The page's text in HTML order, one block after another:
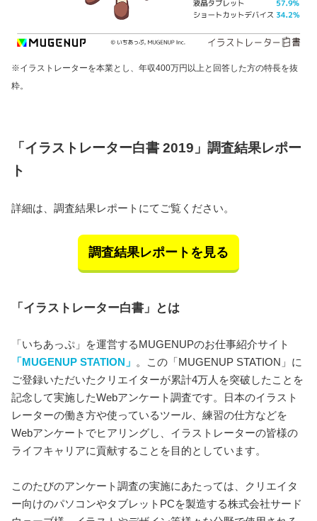
※イラストレーターを本業とし、年収400万円以上と回答した方の特長を抜
粋。
「イラストレーター白書 2019」調査結果レポー
ト
詳細は、調査結果レポートにてご覧ください。
調査結果レポートを見る
「イラストレーター白書」とは
「いちあっぷ」を運営するMUGENUPのお仕事紹介サイト
「MUGENUP STATION」 。この「MUGENUP STATION」に
ご登録いただいたクリエイターが累計4万人を突破したことを
記念して実施したWebアンケート調査です。日本のイラスト
レーターの働き方や使っているツール、練習の仕方などを
Webアンケートでヒアリングし、イラストレーターの皆様の
ライフキャリアに貢献することを目的としています。
このたびのアンケート調査の実施にあたっては、クリエイタ
ー向けのパソコンやタブレットPCを製造する株式会社サード